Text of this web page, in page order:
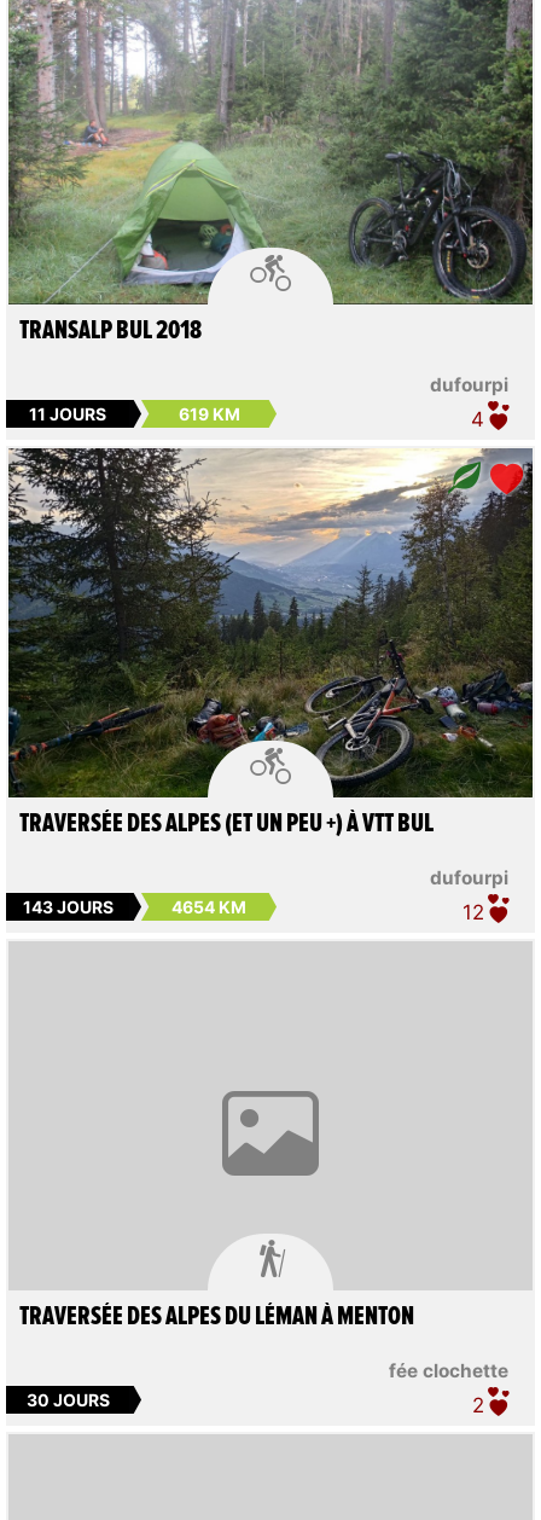

dufourpi
TRANSALP BUL 2018
11 JOURS 619 KM 4

dufourpi
TRAVERSÉE DES ALPES (ET UN PEU +) À VTT BUL
143 JOURS 4654 KM 12

fée clochette
TRAVERSÉE DES ALPES DU LÉMAN À MENTON
30 JOURS 2